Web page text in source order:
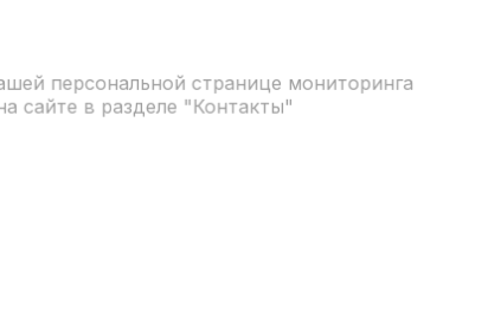
персональной странице мониторинга
сайте в разделе "Контакты"